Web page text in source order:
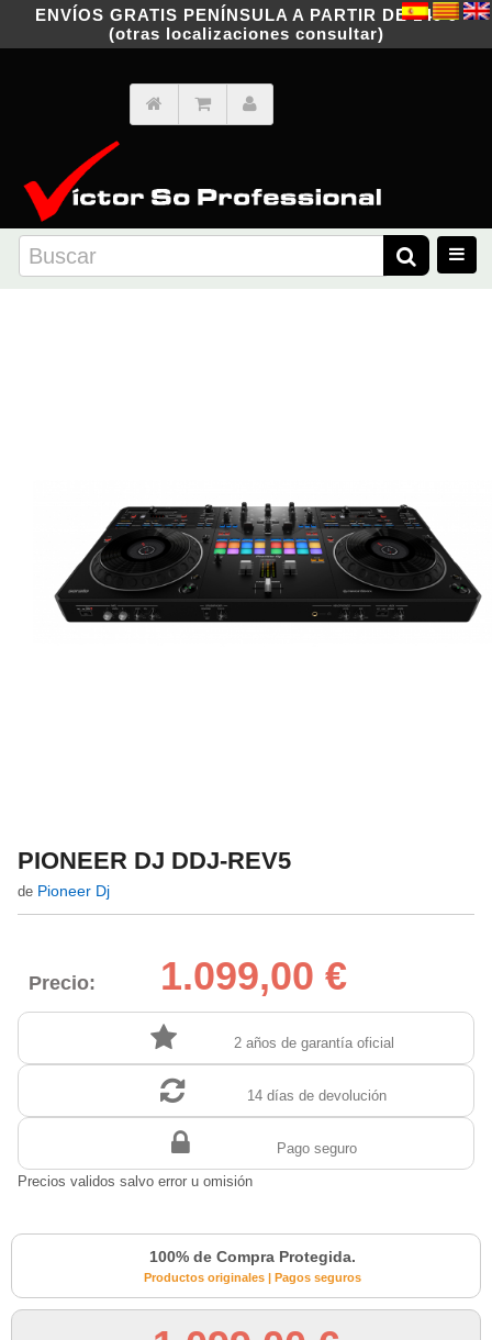
ENVÍOS GRATIS PENÍNSULA A PARTIR DE 149 €
(otras localizaciones consultar)
PIONEER DJ DDJ-REV5
de Pioneer Dj
Precio: 1.099,00 €
2 años de garantía oficial
14 días de devolución
Pago seguro
Precios validos salvo error u omisión
100% de Compra Protegida.
Productos originales | Pagos seguros